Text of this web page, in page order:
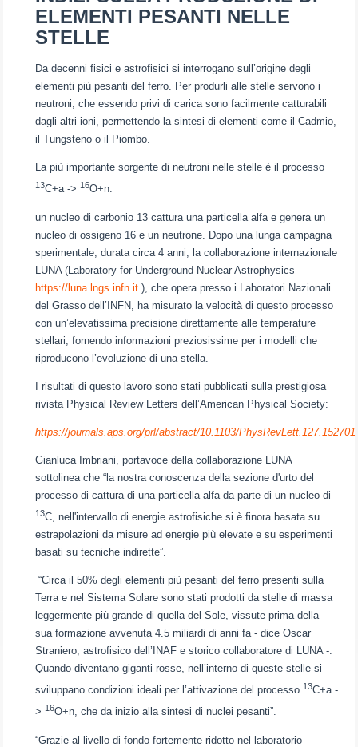
ELEMENTI PESANTI NELLE
STELLE
Da decenni fisici e astrofisici si interrogano sull’origine degli
elementi più pesanti del ferro. Per produrli alle stelle servono i
neutroni, che essendo privi di carica sono facilmente catturabili
dagli altri ioni, permettendo la sintesi di elementi come il Cadmio,
il Tungsteno o il Piombo.
La più importante sorgente di neutroni nelle stelle è il processo
13C+a ->16O+n:
un nucleo di carbonio 13 cattura una particella alfa e genera un
nucleo di ossigeno 16 e un neutrone. Dopo una lunga campagna
sperimentale, durata circa 4 anni, la collaborazione internazionale
LUNA (Laboratory for Underground Nuclear Astrophysics
https://luna.lngs.infn.it ), che opera presso i Laboratori Nazionali
del Grasso dell’INFN, ha misurato la velocità di questo processo
con un’elevatissima precisione direttamente alle temperature
stellari, fornendo informazioni preziosissime per i modelli che
riproducono l’evoluzione di una stella.
I risultati di questo lavoro sono stati pubblicati sulla prestigiosa
rivista Physical Review Letters dell’American Physical Society:
https://journals.aps.org/prl/abstract/10.1103/PhysRevLett.127.152701
Gianluca Imbriani, portavoce della collaborazione LUNA
sottolinea che “la nostra conoscenza della sezione d'urto del
processo di cattura di una particella alfa da parte di un nucleo di
13C, nell'intervallo di energie astrofisiche si è finora basata su
estrapolazioni da misure ad energie più elevate e su esperimenti
basati su tecniche indirette”.
“Circa il 50% degli elementi più pesanti del ferro presenti sulla
Terra e nel Sistema Solare sono stati prodotti da stelle di massa
leggermente più grande di quella del Sole, vissute prima della
sua formazione avvenuta 4.5 miliardi di anni fa - dice Oscar
Straniero, astrofisico dell’INAF e storico collaboratore di LUNA -.
Quando diventano giganti rosse, nell’interno di queste stelle si
sviluppano condizioni ideali per l’attivazione del processo13C+a -
>16O+n, che da inizio alla sintesi di nuclei pesanti”.
“Grazie al livello di fondo fortemente ridotto nel laboratorio